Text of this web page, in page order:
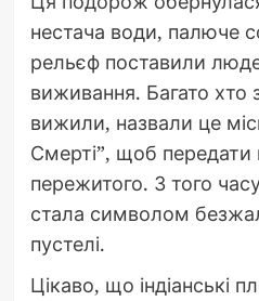
нестача води, палюче
рельєф поставили
виживання. Багато хто
вижили, назвали це
Смерті”, щоб передати
пережитого. З того
стала символом
пустелі.
Цікаво, що індіанські